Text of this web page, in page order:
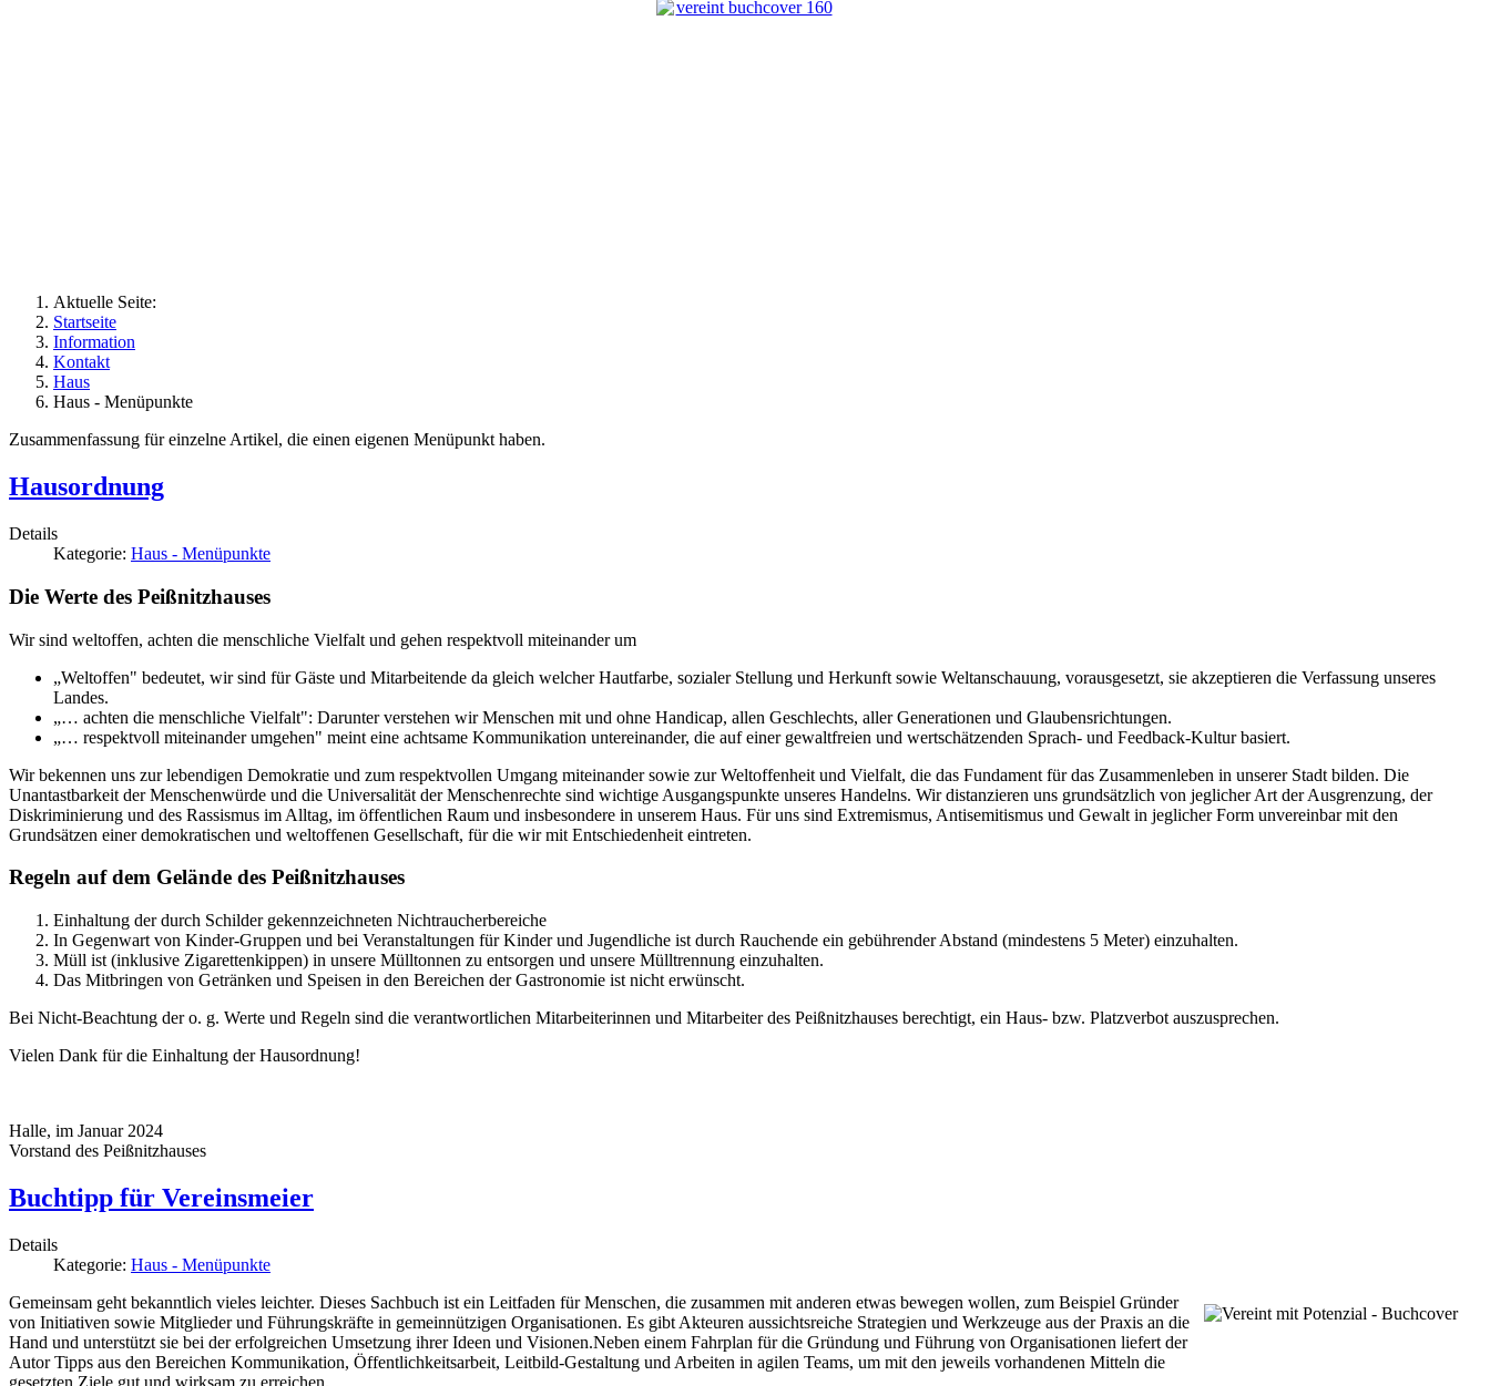
Aktuelle Seite:
Startseite
Information
Kontakt
Haus
Haus - Menüpunkte
Zusammenfassung für einzelne Artikel, die einen eigenen Menüpunkt haben.
Hausordnung
Details
Kategorie: Haus - Menüpunkte
Die Werte des Peißnitzhauses
Wir sind weltoffen, achten die menschliche Vielfalt und gehen respektvoll miteinander um
„Weltoffen" bedeutet, wir sind für Gäste und Mitarbeitende da gleich welcher Hautfarbe, sozialer Stellung und Herkunft sowie Weltanschauung, vorausgesetzt, sie akzeptieren die Verfassung unseres
Landes.
„… achten die menschliche Vielfalt": Darunter verstehen wir Menschen mit und ohne Handicap, allen Geschlechts, aller Generationen und Glaubensrichtungen.
„… respektvoll miteinander umgehen" meint eine achtsame Kommunikation untereinander, die auf einer gewaltfreien und wertschätzenden Sprach- und Feedback-Kultur basiert.
Wir bekennen uns zur lebendigen Demokratie und zum respektvollen Umgang miteinander sowie zur Weltoffenheit und Vielfalt, die das Fundament für das Zusammenleben in unserer Stadt bilden. Die
Unantastbarkeit der Menschenwürde und die Universalität der Menschenrechte sind wichtige Ausgangspunkte unseres Handelns. Wir distanzieren uns grundsätzlich von jeglicher Art der Ausgrenzung, der
Diskriminierung und des Rassismus im Alltag, im öffentlichen Raum und insbesondere in unserem Haus. Für uns sind Extremismus, Antisemitismus und Gewalt in jeglicher Form unvereinbar mit den
Grundsätzen einer demokratischen und weltoffenen Gesellschaft, für die wir mit Entschiedenheit eintreten.
Regeln auf dem Gelände des Peißnitzhauses
Einhaltung der durch Schilder gekennzeichneten Nichtraucherbereiche
In Gegenwart von Kinder-Gruppen und bei Veranstaltungen für Kinder und Jugendliche ist durch Rauchende ein gebührender Abstand (mindestens 5 Meter) einzuhalten.
Müll ist (inklusive Zigarettenkippen) in unsere Mülltonnen zu entsorgen und unsere Mülltrennung einzuhalten.
Das Mitbringen von Getränken und Speisen in den Bereichen der Gastronomie ist nicht erwünscht.
Bei Nicht-Beachtung der o. g. Werte und Regeln sind die verantwortlichen Mitarbeiterinnen und Mitarbeiter des Peißnitzhauses berechtigt, ein Haus- bzw. Platzverbot auszusprechen.
Vielen Dank für die Einhaltung der Hausordnung!
Halle, im Januar 2024
Vorstand des Peißnitzhauses
Buchtipp für Vereinsmeier
Details
Kategorie: Haus - Menüpunkte
Gemeinsam geht bekanntlich vieles leichter. Dieses Sachbuch ist ein Leitfaden für Menschen, die zusammen mit anderen etwas bewegen wollen, zum Beispiel Gründer
von Initiativen sowie Mitglieder und Führungskräfte in gemeinnützigen Organisationen. Es gibt Akteuren aussichtsreiche Strategien und Werkzeuge aus der Praxis an die
Hand und unterstützt sie bei der erfolgreichen Umsetzung ihrer Ideen und Visionen.Neben einem Fahrplan für die Gründung und Führung von Organisationen liefert der
Autor Tipps aus den Bereichen Kommunikation, Öffentlichkeitsarbeit, Leitbild-Gestaltung und Arbeiten in agilen Teams, um mit den jeweils vorhandenen Mitteln die
gesetzten Ziele gut und wirksam zu erreichen.